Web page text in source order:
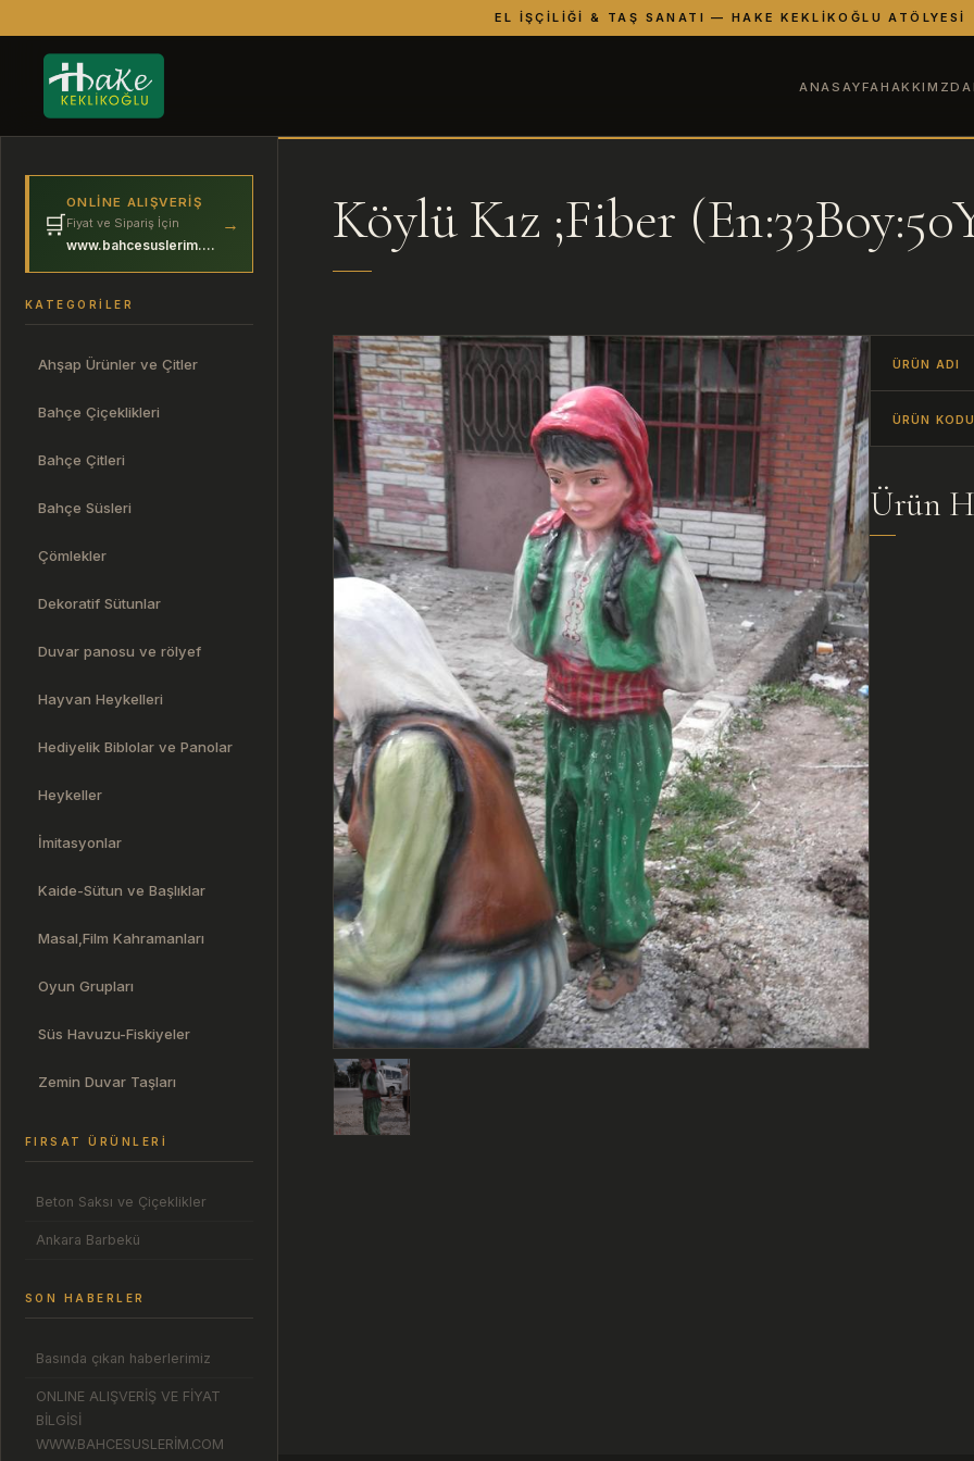
EL İŞÇILIĞI & TAŞ SANATI — HAKE KEKLIKOĞLU ATÖLYESI
ANASAYFAHAKKIMZDA
🛒
ONLINE ALIŞVERIŞ
Fiyat ve Sipariş İçin
www.bahcesuslerim.com
→
KATEGORILER
Ahşap Ürünler ve Çitler
Bahçe Çiçeklikleri
Bahçe Çitleri
Bahçe Süsleri
Çömlekler
Dekoratif Sütunlar
Duvar panosu ve rölyef
Hayvan Heykelleri
Hediyelik Biblolar ve Panolar
Heykeller
İmitasyonlar
Kaide-Sütun ve Başlıklar
Masal,Film Kahramanları
Oyun Grupları
Süs Havuzu-Fiskiyeler
Zemin Duvar Taşları
FIRSAT ÜRÜNLERI
Beton Saksı ve Çiçeklikler
Ankara Barbekü
SON HABERLER
Basında çıkan haberlerimiz
ONLINE ALIŞVERİŞ VE FİYAT
BİLGİSİ
WWW.BAHCESUSLERİM.COM
Köylü Kız ;Fiber
ÜRÜN ADI
ÜRÜN KODU
Ürün